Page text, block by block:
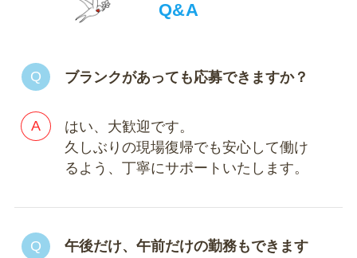
Q&A
ブランクがあっても応募できますか？
はい、大歓迎です。
久しぶりの現場復帰でも安心して働け
るよう、丁寧にサポートいたします。
午後だけ、午前だけの勤務もできます